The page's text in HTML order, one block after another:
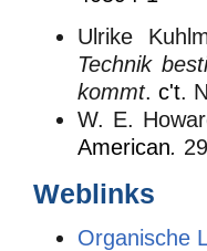
Ulrike
Technik
kommt. c't.
W. E.
American.
Weblinks
Organische